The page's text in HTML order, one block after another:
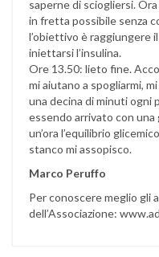
saperne di sciogliersi.
in fretta possibile senza
l’obiettivo è raggiungere
iniettarsi l’insulina.
Ore 13.50: lieto fine.
mi aiutano a spogliarmi,
una decina di minuti ogni
essendo arrivato con una
un’ora l’equilibrio
stanco mi assopisco.
Marco Peruffo
Per conoscere meglio gli
dell’Associazione: